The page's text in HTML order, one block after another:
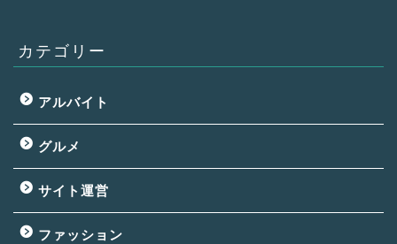
カテゴリー
アルバイト
グルメ
サイト運営
ファッション